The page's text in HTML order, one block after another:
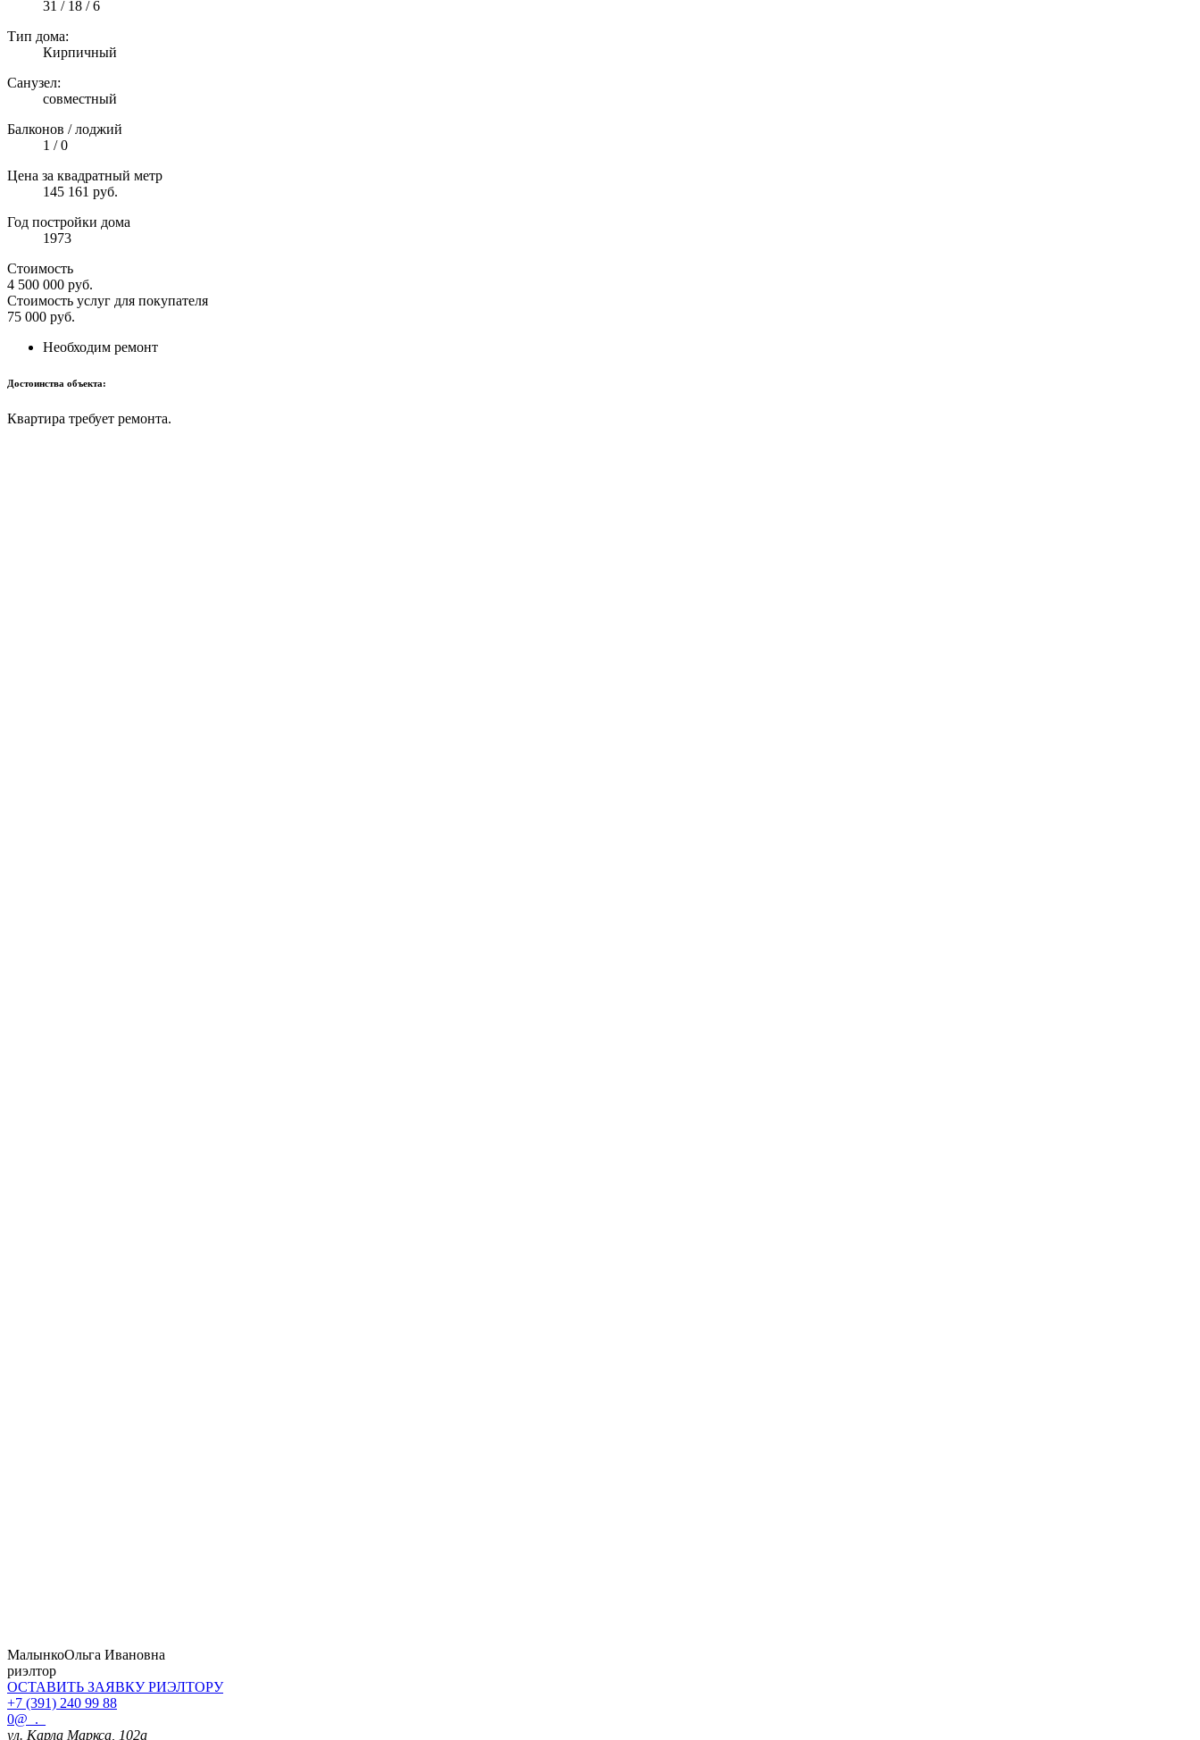
31 / 18 / 6
Тип дома:
Кирпичный
Санузел:
совместный
Балконов / лоджий
1 / 0
Цена за квадратный метр
145 161 руб.
Год постройки дома
1973
Стоимость
4 500 000 руб.
Стоимость услуг для покупателя
75 000 руб.
Необходим ремонт
Достоинства объекта:
Квартира требует ремонта.
МалынкоОльга Ивановна
риэлтор
ОСТАВИТЬ ЗАЯВКУРИЭЛТОРУ
+7 (391) 240 99 88
0@_._
ул. Карла Маркса, 102а